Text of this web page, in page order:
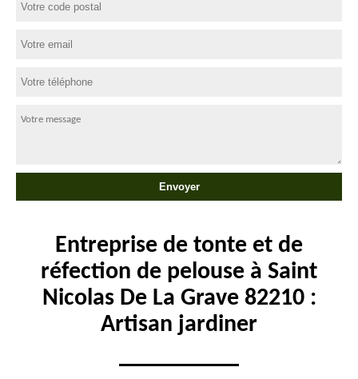
Entreprise de tonte et de
réfection de pelouse à Saint
Nicolas De La Grave 82210 :
Artisan jardiner